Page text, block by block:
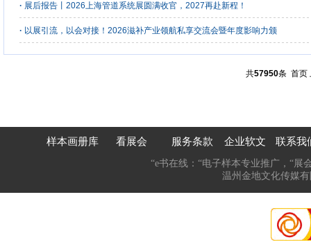
· 展后报告丨2026上海管道系统展圆满收官，2027再赴新程！
· 以展引流，以会对接！2026滋补产业领航私享交流会暨年度影响力颁
共57950条 首页
样本画册库 看展会 服务条款 企业软文 联系我
“e书在线：“电子样本专业推广，“展
温州金地文化传媒